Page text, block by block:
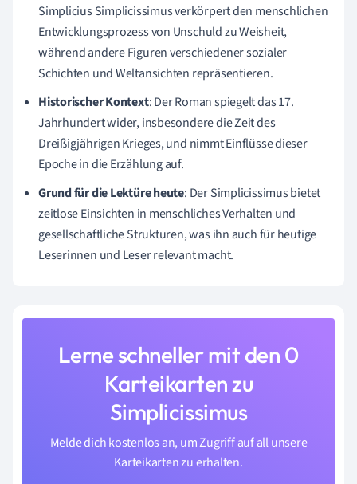
Simplicius Simplicissimus verkörpert den menschlichen
Entwicklungsprozess von Unschuld zu Weisheit,
während andere Figuren verschiedener sozialer
Schichten und Weltansichten repräsentieren.
Historischer Kontext: Der Roman spiegelt das 17.
Jahrhundert wider, insbesondere die Zeit des
Dreißigjährigen Krieges, und nimmt Einflüsse dieser
Epoche in die Erzählung auf.
Grund für die Lektüre heute: Der Simplicissimus bietet
zeitlose Einsichten in menschliches Verhalten und
gesellschaftliche Strukturen, was ihn auch für heutige
Leserinnen und Leser relevant macht.
Lerne schneller mit den 0
Karteikarten zu
Simplicissimus
Melde dich kostenlos an, um Zugriff auf all unsere
Karteikarten zu erhalten.